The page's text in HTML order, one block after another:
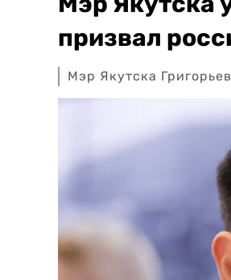
призвал
Мэр Якутска